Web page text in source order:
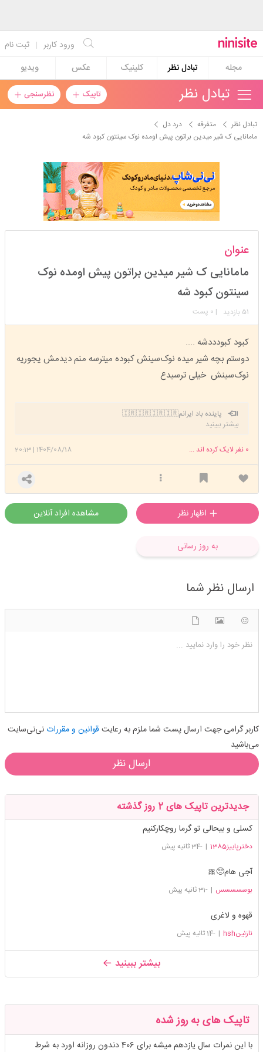
ثبت نام | ورود کاربر
مجله
تبادل نظر کلینیک عکس ویدیو
تاپیک نظرسنجی تبادل نظر
تبادل نظر متفرقه
درد دل
مامانایی ک شیر میدین براتون پیش اومده نوک سینتون کبود شه
عضویت: 1402/09/25 تعداد پست: 14054
عنوان
مامانایی ک شیر میدین براتون پیش اومده نوک
سینتون کبود شه
51 بازدید | 0 پست
کبود کبودددشه ....
دوستم بچه شیر میده نوک‌سینش کبوده میترسه منم دیدمش یجوریه
نوک‌سینش خیلی ترسیدع
پاینده باد ایرانم🇮🇷🇮🇷🇮🇷🇮🇷
بیشتر ببینید
1404/08/18
|
20:13 0 نفر لایک کرده اند ...
مشاهده افراد آنلاین
به روز رسانی
ارسال نظر شما
نظر خود را وارد نمایید ...
کاربر گرامی جهت ارسال پست شما ملزم به رعایت قوانین و مقرراتنی‌نی‌سایت
می‌باشید
ارسال نظر
جدیدترین تاپیک های 2 روز گذشته
کسلی و بیحالی تو گرما روچکارکنیم
دخترپاییز1385 | -34 ثانیه پیش
آجی هام🥺🎀
بوسسسسس | -31 ثانیه پیش
قهوه و لاغری
نازنینhsh | -14 ثانیه پیش
بیشتر ببینید
تاپیک های به روز شده
با این نمرات سال یازدهم میشه برای 406 دندون روزانه اورد به شرط